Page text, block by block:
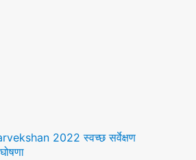
2022 स्वच्छ सर्वेक्षण